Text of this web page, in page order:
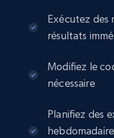
Exécutez des
résultats
Modifiez le
nécessaire
Planifiez des